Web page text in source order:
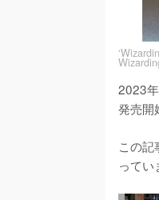
2023
発売開
この記
ってい